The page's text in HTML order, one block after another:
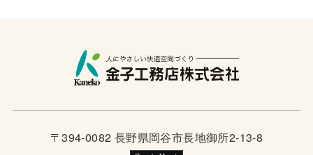
〒394-0082 長野県岡谷市長地御所2-13-8